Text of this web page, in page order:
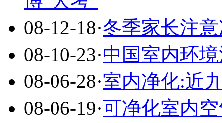
08-12-18·冬季家长注
08-10-23·中国室内环
08-06-28·室内净化:近
08-06-19·可净化室内